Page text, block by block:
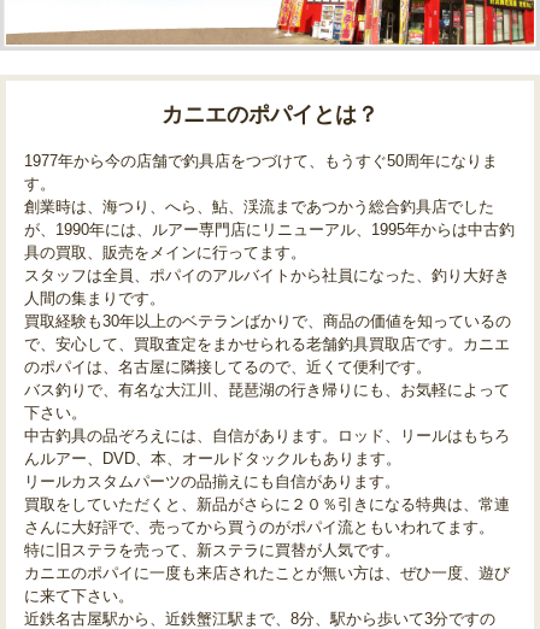
カニエのポパイとは？
1977年から今の店舗で釣具店をつづけて、もうすぐ50周年になりま
す。
創業時は、海つり、へら、鮎、渓流まであつかう総合釣具店でした
が、1990年には、ルアー専門店にリニューアル、1995年からは中古釣
具の買取、販売をメインに行ってます。
スタッフは全員、ポパイのアルバイトから社員になった、釣り大好き
人間の集まりです。
買取経験も30年以上のベテランばかりで、商品の価値を知っているの
で、安心して、買取査定をまかせられる老舗釣具買取店です。カニエ
のポパイは、名古屋に隣接してるので、近くて便利です。
バス釣りで、有名な大江川、琵琶湖の行き帰りにも、お気軽によって
下さい。
中古釣具の品ぞろえには、自信があります。ロッド、リールはもちろ
んルアー、DVD、本、オールドタックルもあります。
リールカスタムパーツの品揃えにも自信があります。
買取をしていただくと、新品がさらに２０％引きになる特典は、常連
さんに大好評で、売ってから買うのがポパイ流ともいわれてます。
特に旧ステラを売って、新ステラに買替が人気です。
カニエのポパイに一度も来店されたことが無い方は、ぜひ一度、遊び
に来て下さい。
近鉄名古屋駅から、近鉄蟹江駅まで、8分、駅から歩いて3分ですの